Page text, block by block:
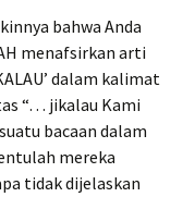
bahwa Anda
menafsirkan arti
dalam kalimat
“… jikalau Kami
bacaan dalam
mereka
tidak dijelaskan